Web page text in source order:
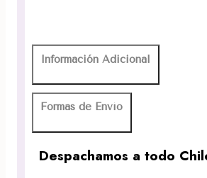
Información Adicional
Formas de Envío
Despachamos a todo